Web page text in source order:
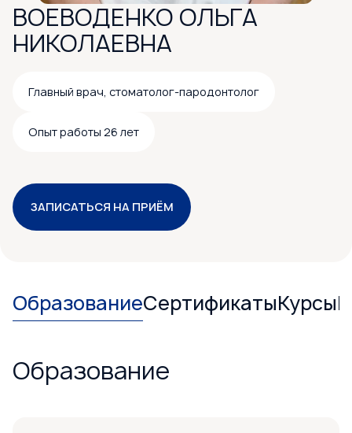
ВОЕВОДЕНКО ОЛЬГА
НИКОЛАЕВНА
Главный врач, стоматолог-пародонтолог
Опыт работы 26 лет
ЗАПИСАТЬСЯ НА ПРИЁМ
ОбразованиеСертификатыКурсы
Образование